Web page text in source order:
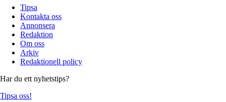
Tipsa
Kontakta oss
Annonsera
Redaktion
Om oss
Arkiv
Redaktionell policy
Har du ett nyhetstips?
Tipsa oss!